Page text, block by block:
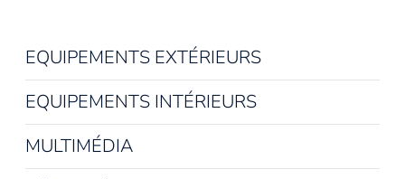
EQUIPEMENTS EXTÉRIEURS
EQUIPEMENTS INTÉRIEURS
MULTIMÉDIA